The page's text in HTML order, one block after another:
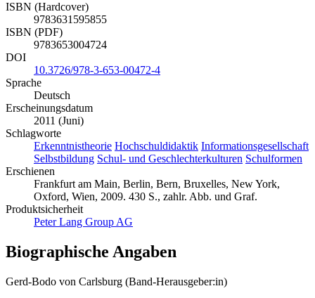
ISBN (Hardcover)
9783631595855
ISBN (PDF)
9783653004724
DOI
10.3726/978-3-653-00472-4
Sprache
Deutsch
Erscheinungsdatum
2011 (Juni)
Schlagworte
Erkenntnistheorie Hochschuldidaktik Informationsgesellschaft
Selbstbildung Schul- und Geschlechterkulturen Schulformen
Erschienen
Frankfurt am Main, Berlin, Bern, Bruxelles, New York,
Oxford, Wien, 2009. 430 S., zahlr. Abb. und Graf.
Produktsicherheit
Peter Lang Group AG
Biographische Angaben
Gerd-Bodo von Carlsburg (Band-Herausgeber:in)